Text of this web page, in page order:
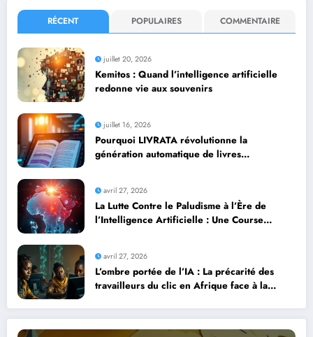
RÉCENT POPULAIRES COMMENTAIRE
juillet 20, 2026
Kemitos : Quand l’intelligence artificielle
redonne vie aux souvenirs
juillet 16, 2026
Pourquoi LIVRATA révolutionne la
génération automatique de livres
avril 27, 2026
La Lutte Contre le Paludisme à l’Ère de
l’Intelligence Artificielle : Une Course
avril 27, 2026
L’ombre portée de l’IA : La précarité des
travailleurs du clic en Afrique face à la